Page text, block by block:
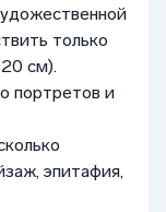
только
см).
портретов и
эпитафия,